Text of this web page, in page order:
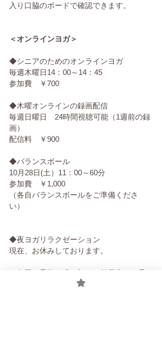
入り口脇のボードで確認できます。
＜オンラインヨガ＞
◆シニアのためのオンラインヨガ
毎週木曜日14：00～14：45
参加費　￥700
◆木曜オンラインの録画配信
毎週日曜日　24時間視聴可能（1週前の録
画）
配信料　￥900
◆バランスボール
10月28日(土）11：00～60分
参加費　￥1,000
（各自バランスボールをご準備くださ
い）
◆夜ヨガリラクゼーション
現在、お休みしております。
※各回、予約の締め切りは前日夜まで承